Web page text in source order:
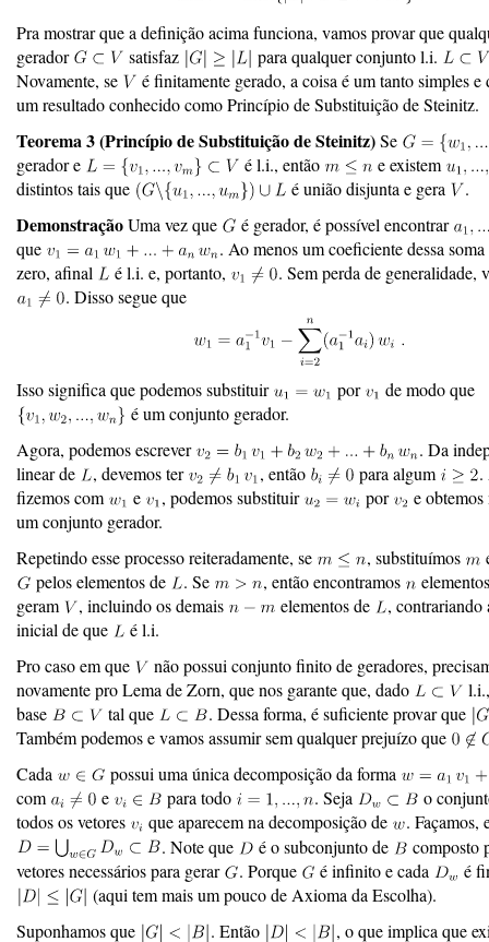
Pra mostrar que a definição acima funciona, vamos provar que
gerador
satisfaz
para qualquer conjunto l.i.
Novamente, se
é finitamente gerado, a coisa é um tanto simples e
um resultado conhecido como Princípio de Substituição de Steinitz.
Teorema 3(Princípio de Substituição de Steinitz)Se
gerador e
é l.i., então
e existem
distintos tais que
é união disjunta e gera .
DemonstraçãoUma vez que
é gerador, é possível encontrar
que
. Ao menos um coeficiente dessa
zero, afinal
é l.i. e, portanto,
. Sem perda de generalidade,
. Disso segue que
Isso significa que podemos substituir por
de modo que
é um conjunto gerador.
Agora, podemos escrever
. Da
linear de
, devemos ter , então para algum
.
fizemos com
e , podemos substituir por
e
um conjunto gerador.
Repetindo esse processo reiteradamente, se
, substituímos
pelos elementos de
. Se , então encontramos
geram
, incluindo os demais elementos de
, contrariando
inicial de que
é l.i.
Pro caso em que
não possui conjunto finito de geradores,
novamente pro Lema de Zorn, que nos garante que, dado
base
tal que
. Dessa forma, é suficiente provar que
Também podemos e vamos assumir sem qualquer prejuízo que
Cada
possui uma única decomposição da forma
com
e para todo . Seja
o
todos os vetores
que aparecem na decomposição de
. Façamos,
. Note que
é o subconjunto de
composto
vetores necessários para gerar
. Porque é infinito e cada
é
(aqui tem mais um pouco de Axioma da Escolha).
Suponhamos que
. Então
, o que implica que